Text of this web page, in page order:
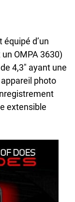
équipé d’un
OMPA 3630)
4,3″ ayant une
photo
extensible